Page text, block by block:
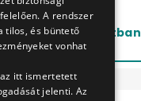
Folyamatban
A rendszer
tilos, és büntető
vonhat
itt ismertetett
jelenti. Az